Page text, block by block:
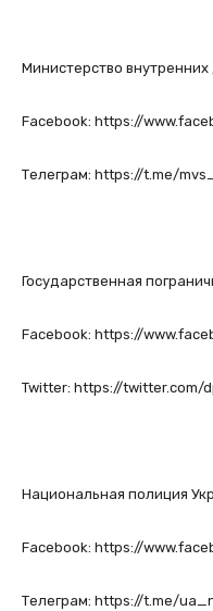
Министерство
Facebook: https://
Телеграм: https://t.me/
Государственная
Facebook: https://
Twitter: https://twitter.com/
Национальная полиция
Facebook: https://
Телеграм: https://t.me/